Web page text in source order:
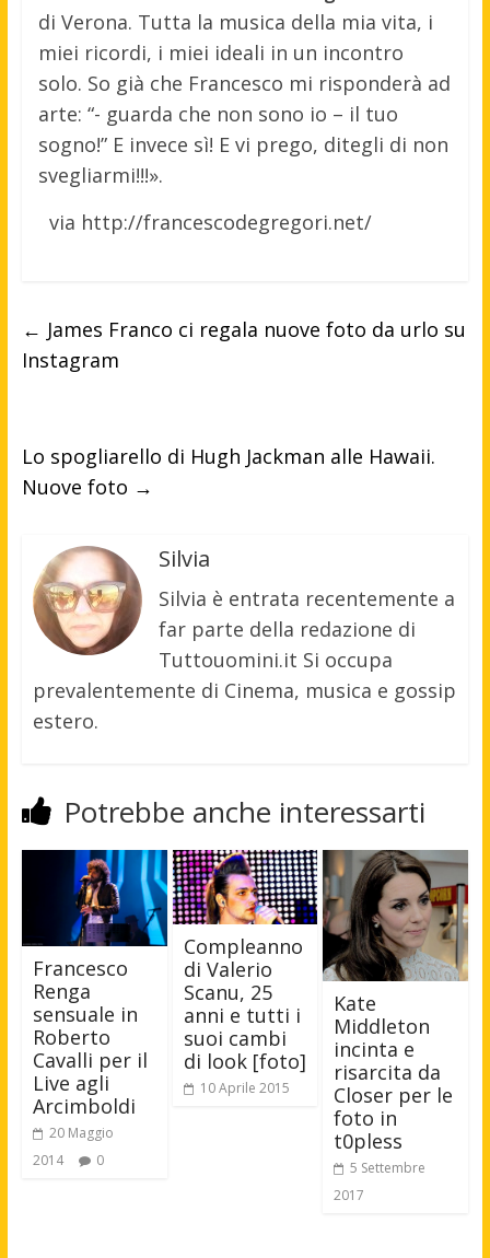
di Verona. Tutta la musica della mia vita, i
miei ricordi, i miei ideali in un incontro
solo. So già che Francesco mi risponderà ad
arte: “- guarda che non sono io – il tuo
sogno!” E invece sì! E vi prego, ditegli di non
svegliarmi!!!».
via http://francescodegregori.net/
← James Franco ci regala nuove foto da urlo su
Instagram
Lo spogliarello di Hugh Jackman alle Hawaii.
Nuove foto →
Silvia
Silvia è entrata recentemente a
far parte della redazione di
Tuttouomini.it Si occupa
prevalentemente di Cinema, musica e gossip
estero.
Potrebbe anche interessarti
Francesco
Renga
sensuale in
Roberto
Cavalli per il
Live agli
Arcimboldi
20 Maggio
2014
0
Compleanno
di Valerio
Scanu, 25
anni e tutti i
suoi cambi
di look [foto]
10 Aprile 2015
Kate
Middleton
incinta e
risarcita da
Closer per le
foto in
t0pless
5 Settembre
2017